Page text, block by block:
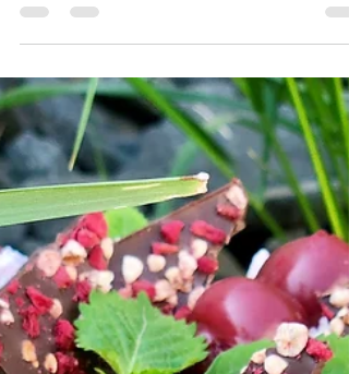
Verliebt in meine Marillen - Fruchtgenuss -
Fruchtcreme
Voila - die Marille hat Saison!